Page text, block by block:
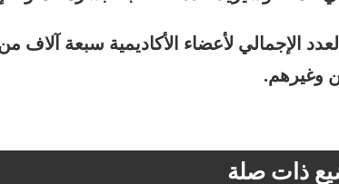
الإجمالي لأعضاء الأكاديمية سبعة آلاف
وغيرهم.
ذات صلة